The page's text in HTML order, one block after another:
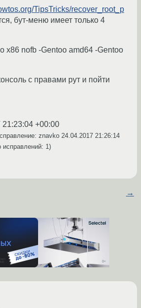
TipsTricks/recover_root_p
бут-меню имеет только 4
x86 nofb -Gentoo amd64 -Gentoo
с правами рут и пойти
21:23:04 +00:00
znavko 24.04.2017 21:26:14
исправлений: 1)
→